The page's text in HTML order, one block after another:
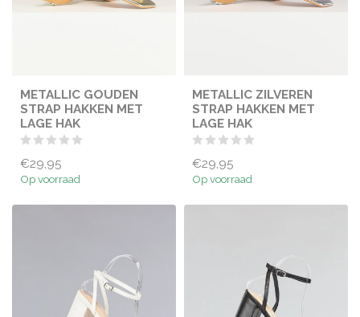
METALLIC GOUDEN
STRAP HAKKEN MET
LAGE HAK
€29,95
Op voorraad
METALLIC ZILVEREN
STRAP HAKKEN MET
LAGE HAK
€29,95
Op voorraad